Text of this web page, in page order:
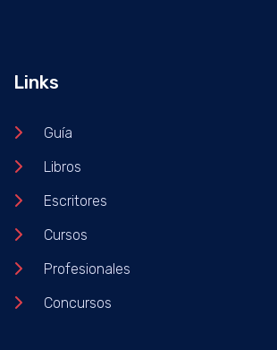
Links
Guía
Libros
Escritores
Cursos
Profesionales
Concursos